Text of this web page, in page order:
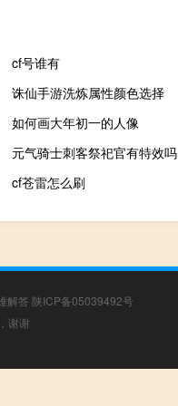
cf号谁有
诛仙手游洗炼属性颜色选择
如何画大年初一的人像
元气骑士刺客祭祀官有特效吗
cf苍雷怎么刷
解答 陕ICP备05039492号
谢谢